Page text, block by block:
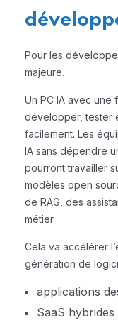
Pour les
majeure.
Un PC IA avec
développer, tester
facilement. Les
IA sans dépendre
pourront travailler
modèles open
de RAG, des
métier.
Cela va accélérer
génération de
applications
SaaS